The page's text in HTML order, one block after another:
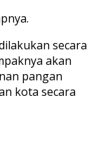
secara
akan
pangan
kota secara